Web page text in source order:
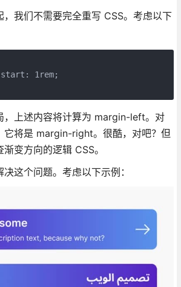
，我们不需要完全重写 CSS。考虑以下
1rem;
，上述内容将计算为 margin-left。对
它将是 margin-right。很酷，对吧？但
变方向的逻辑 CSS。
这个问题。考虑以下示例：